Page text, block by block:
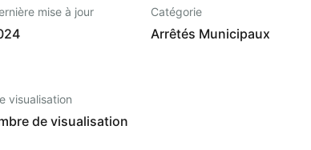
mise à jour Catégorie
Arrêtés Municipaux
visualisation
de visualisation